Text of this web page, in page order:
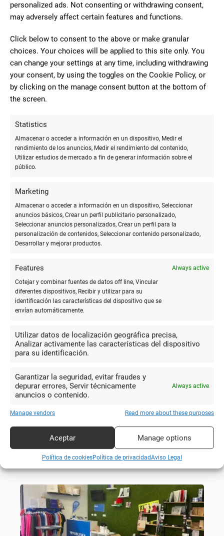
personalized ads. Not consenting or withdrawing consent,
may adversely affect certain features and functions.
Click below to consent to the above or make granular
choices. Your choices will be applied to this site only. You
can change your settings at any time, including withdrawing
your consent, by using the toggles on the Cookie Policy, or
by clicking on the manage consent button at the bottom of
the screen.
Statistics
Almacenar o acceder a información en un dispositivo, Medir el
rendimiento de los anuncios, Medir el rendimiento del contenido,
Utilizar estudios de mercado a fin de generar información sobre el
público.
Marketing
Almacenar o acceder a información en un dispositivo, Seleccionar
anuncios básicos, Crear un perfil publicitario personalizado,
Seleccionar anuncios personalizados, Crear un perfil para la
personalización de contenidos, Seleccionar contenido personalizado,
Desarrollar y mejorar productos.
Features
Always active
Cotejar y combinar fuentes de datos off line, Vincular
diferentes dispositivos, Recibir y utilizar para su
identificación las características del dispositivo que se
envían automáticamente.
Utilizar datos de localización geográfica precisa,
Analizar activamente las características del dispositivo
para su identificación.
Garantizar la seguridad, evitar fraudes y
depurar errores, Servir técnicamente
anuncios o contenido.
Always active
Manage vendors Read more about these purposes
Aceptar Manage options
Política de cookiesPolítica de privacidadAviso Legal
9 Comentarios
Pilar Barriguete
10
Olvic Vasquez
JOSE LUIS
ALMEIDA DE
DIOS
MÁS COMENTARIOS
Más en Illescas